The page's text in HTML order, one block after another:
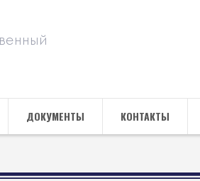
ДОКУМЕНТЫ КОНТАКТЫ